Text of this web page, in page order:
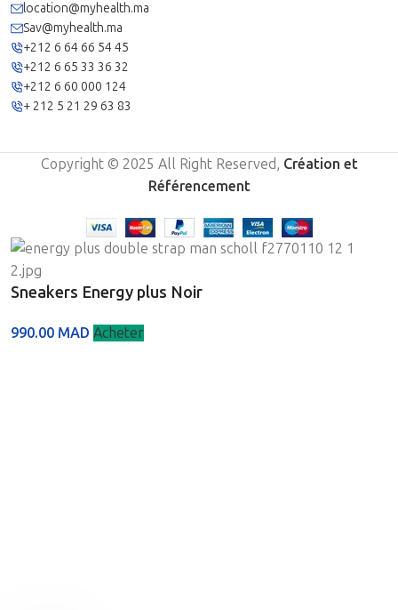
location@myhealth.ma
Sav@myhealth.ma
+212 6 64 66 54 45
+212 6 65 33 36 32
+212 6 60 000 124
+ 212 5 21 29 63 83
Copyright © 2025 All Right Reserved, Création et
Référencement
Sneakers Energy plus Noir
990.00 MAD Acheter